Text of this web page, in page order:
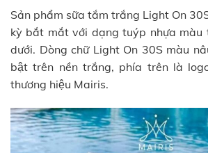
Sản phẩm sữa tắm trắng Light On
kỳ bắt mắt với dạng tuýp nhựa màu
dưới. Dòng chữ Light On 30S màu
bật trên nền trắng, phía trên là
thương hiệu Mairis.